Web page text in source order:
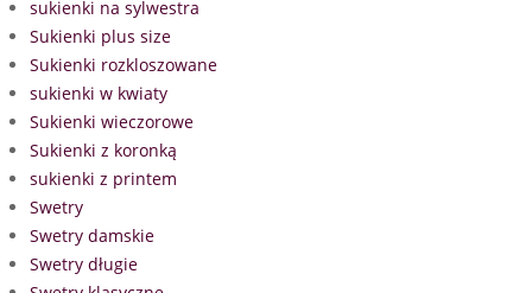
sukienki na sylwestra
Sukienki plus size
Sukienki rozkloszowane
sukienki w kwiaty
Sukienki wieczorowe
Sukienki z koronką
sukienki z printem
Swetry
Swetry damskie
Swetry długie